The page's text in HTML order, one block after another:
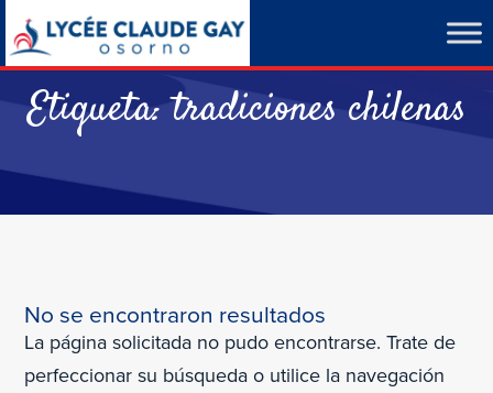
Etiqueta:tradiciones chilenas
No se encontraron resultados
La página solicitada no pudo encontrarse. Trate de
perfeccionar su búsqueda o utilice la navegación